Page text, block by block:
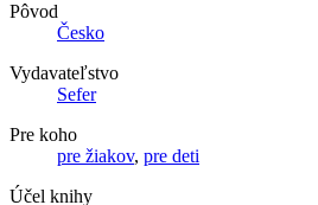
Pôvod
Česko
Vydavateľstvo
Sefer
Pre koho
pre žiakov, pre deti
Účel knihy